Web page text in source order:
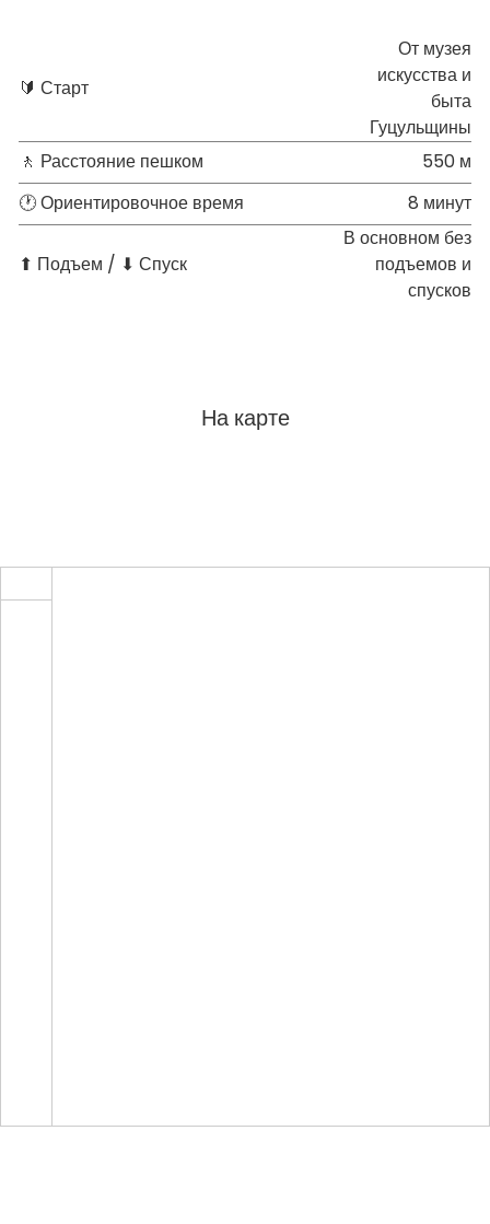
🔰 Старт
От музея
искусства и
быта
Гуцульщины
🚶 Расстояние пешком
550 м
🕐 Ориентировочное время
8 минут
⬆ Подъем / ⬇ Спуск
В основном без
подъемов и
спусков
На карте